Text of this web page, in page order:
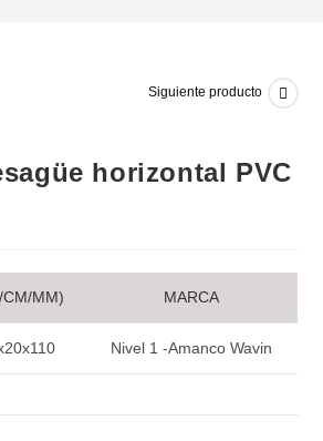
Siguiente producto
horizontal PVC
CM/MM) MARCA
Nivel 1 -Amanco Wavin